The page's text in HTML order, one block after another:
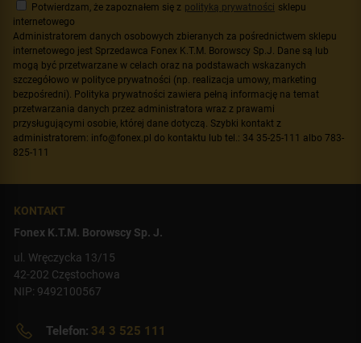
Potwierdzam, że zapoznałem się z polityką prywatności sklepu
internetowego
Administratorem danych osobowych zbieranych za pośrednictwem sklepu
internetowego jest Sprzedawca Fonex K.T.M. Borowscy Sp.J. Dane są lub
mogą być przetwarzane w celach oraz na podstawach wskazanych
szczegółowo w polityce prywatności (np. realizacja umowy, marketing
bezpośredni). Polityka prywatności zawiera pełną informację na temat
przetwarzania danych przez administratora wraz z prawami
przysługującymi osobie, której dane dotyczą. Szybki kontakt z
administratorem: info@fonex.pl do kontaktu lub tel.: 34 35-25-111 albo 783-
825-111
KONTAKT
Fonex K.T.M. Borowscy Sp. J.
ul. Wręczycka 13/15
42-202 Częstochowa
NIP: 9492100567
Telefon: 34 3 525 111